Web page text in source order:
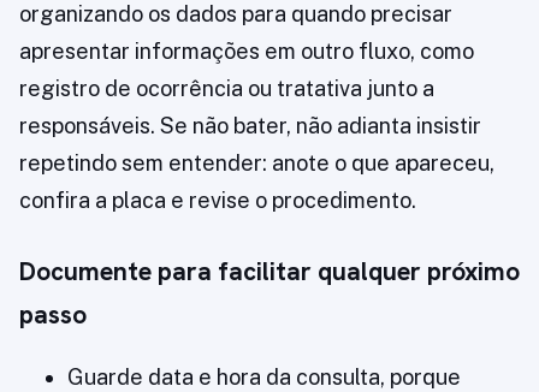
organizando os dados para quando precisar
apresentar informações em outro fluxo, como
registro de ocorrência ou tratativa junto a
responsáveis. Se não bater, não adianta insistir
repetindo sem entender: anote o que apareceu,
confira a placa e revise o procedimento.
Documente para facilitar qualquer próximo
passo
Guarde data e hora da consulta, porque